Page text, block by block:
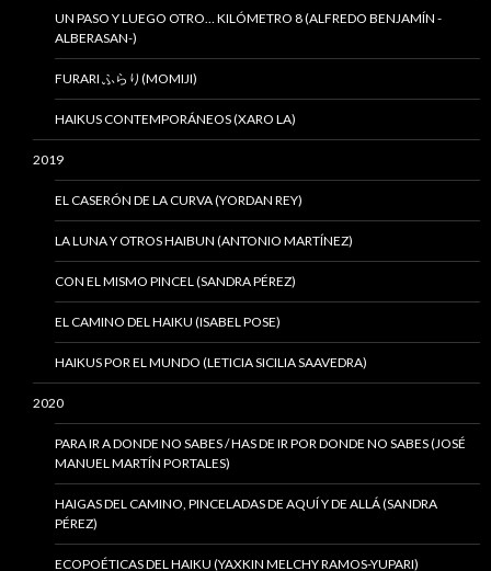
UN PASO Y LUEGO OTRO… KILÓMETRO 8 (ALFREDO BENJAMÍN -
ALBERASAN-)
FURARI ふらり(MOMIJI)
HAIKUS CONTEMPORÁNEOS (XARO LA)
2019
EL CASERÓN DE LA CURVA (YORDAN REY)
LA LUNA Y OTROS HAIBUN (ANTONIO MARTÍNEZ)
CON EL MISMO PINCEL (SANDRA PÉREZ)
EL CAMINO DEL HAIKU (ISABEL POSE)
HAIKUS POR EL MUNDO (LETICIA SICILIA SAAVEDRA)
2020
PARA IR A DONDE NO SABES / HAS DE IR POR DONDE NO SABES (JOSÉ
MANUEL MARTÍN PORTALES)
HAIGAS DEL CAMINO, PINCELADAS DE AQUÍ Y DE ALLÁ (SANDRA
PÉREZ)
ECOPOÉTICAS DEL HAIKU (YAXKIN MELCHY RAMOS-YUPARI)